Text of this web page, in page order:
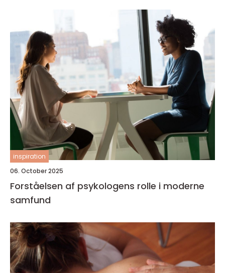
inspiration
06. October 2025
Forståelsen af psykologens rolle i moderne
samfund